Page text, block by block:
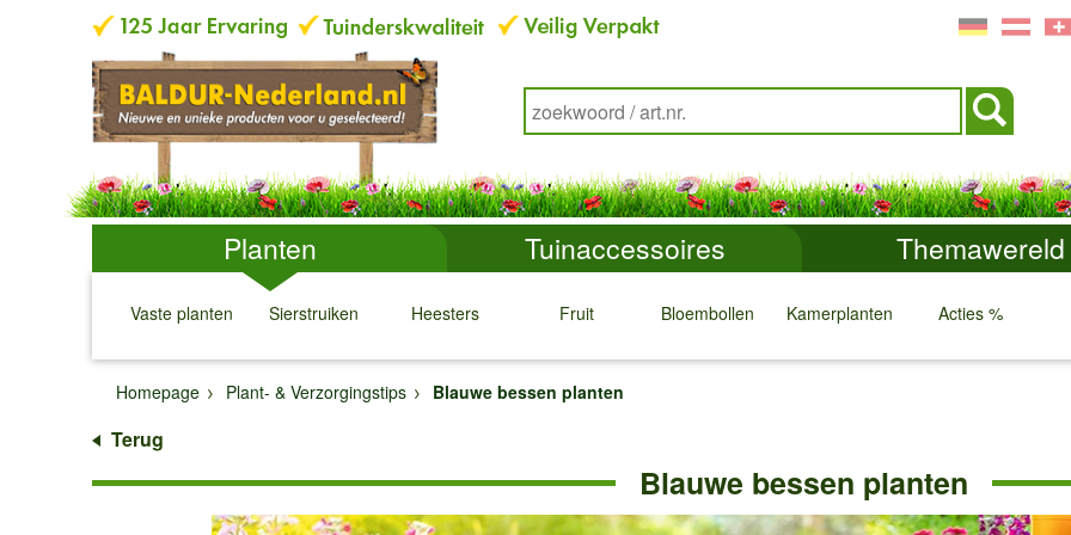
Planten Tuinaccessoires Themawereld
Vaste planten
↓
Sierstruiken
↓
Heesters
↓
Fruit
↓
Bloembollen
↓
Kamerplanten
↓
Acties %
↓ ↓
Homepage
Plant- & Verzorgingstips Blauwe bessen planten
Terug
Blauwe bessen planten